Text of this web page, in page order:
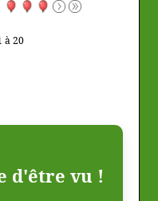
à 20
d'être vu !